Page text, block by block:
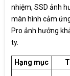
nhiệm, SSD ảnh
màn hình cảm
Pro ảnh hưởng
ty.
Hạng mục